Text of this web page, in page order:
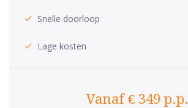
Snelle doorloop
Lage kosten
Vanaf € 349 p.p.